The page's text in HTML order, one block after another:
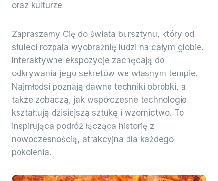
oraz kulturze
Zapraszamy Cię do świata bursztynu, który od
stuleci rozpala wyobraźnię ludzi na całym globie.
Interaktywne ekspozycje zachęcają do
odkrywania jego sekretów we własnym tempie.
Najmłodsi poznają dawne techniki obróbki, a
także zobaczą, jak współczesne technologie
kształtują dzisiejszą sztukę i wzornictwo. To
inspirująca podróż łącząca historię z
nowoczesnością, atrakcyjna dla każdego
pokolenia.